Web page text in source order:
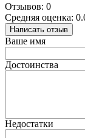
Отзывов: 0
Средняя оценка:
Написать отзыв
Ваше имя
Достоинства
Недостатки